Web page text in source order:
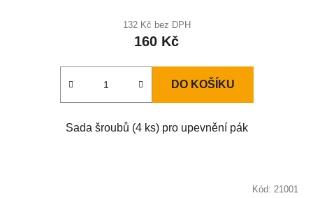
132 Kč bez DPH
160 Kč
DO KOŠÍKU
Sada šroubů (4 ks) pro upevnění pák
Kód: 21001